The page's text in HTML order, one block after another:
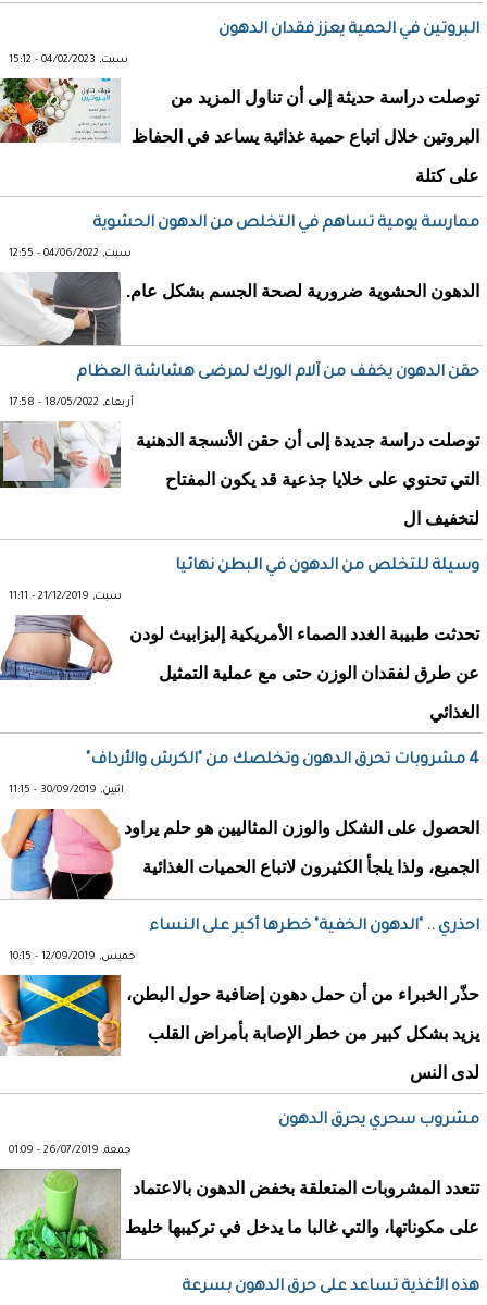
البروتين في الحمية يعزز فقدان الدهون
سبت, 04/02/2023 - 15:12
توصلت دراسة حديثة إلى أن تناول المزيد من
البروتين خلال اتباع حمية غذائية يساعد في الحفاظ
على كتلة
ممارسة يومية تساهم في التخلص من الدهون الحشوية
سبت, 04/06/2022 - 12:55
الدهون الحشوية ضرورية لصحة الجسم بشكل عام.
حقن الدهون يخفف من آلام الورك لمرضى هشاشة العظام
أربعاء, 18/05/2022 - 17:58
توصلت دراسة جديدة إلى أن حقن الأنسجة الدهنية
التي تحتوي على خلايا جذعية قد يكون المفتاح
لتخفيف ال
وسيلة للتخلص من الدهون في البطن نهائيا
سبت, 21/12/2019 - 11:11
تحدثت طبيبة الغدد الصماء الأمريكية إليزابيث لودن
عن طرق لفقدان الوزن حتى مع عملية التمثيل
الغذائي
4 مشروبات تحرق الدهون وتخلصك من "الكرش والأرداف"
اثنين, 30/09/2019 - 11:15
الحصول على الشكل والوزن المثاليين هو حلم يراود
الجميع، ولذا يلجأ الكثيرون لاتباع الحميات الغذائية
احذري .. "الدهون الخفية" خطرها أكبر على النساء
خميس, 12/09/2019 - 10:15
حذّر الخبراء من أن حمل دهون إضافية حول البطن،
يزيد بشكل كبير من خطر الإصابة بأمراض القلب
لدى النس
مشروب سحري يحرق الدهون
جمعة, 26/07/2019 - 01:09
تتعدد المشروبات المتعلقة بخفض الدهون بالاعتماد
على مكوناتها، والتي غالبا ما يدخل في تركيبها خليط
هذه الأغذية تساعد على حرق الدهون بسرعة